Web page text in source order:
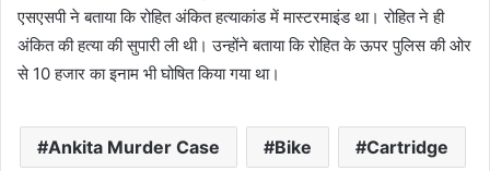
एसएसपी ने बताया कि रोहित अंकित हत्याकांड में मास्टरमाइंड था। रोहित ने ही
अंकित की हत्या की सुपारी ली थी। उन्होंने बताया कि रोहित के ऊपर पुलिस की ओर
से 10 हजार का इनाम भी घोषित किया गया था।
Ankita Murder Case Bike Cartridge